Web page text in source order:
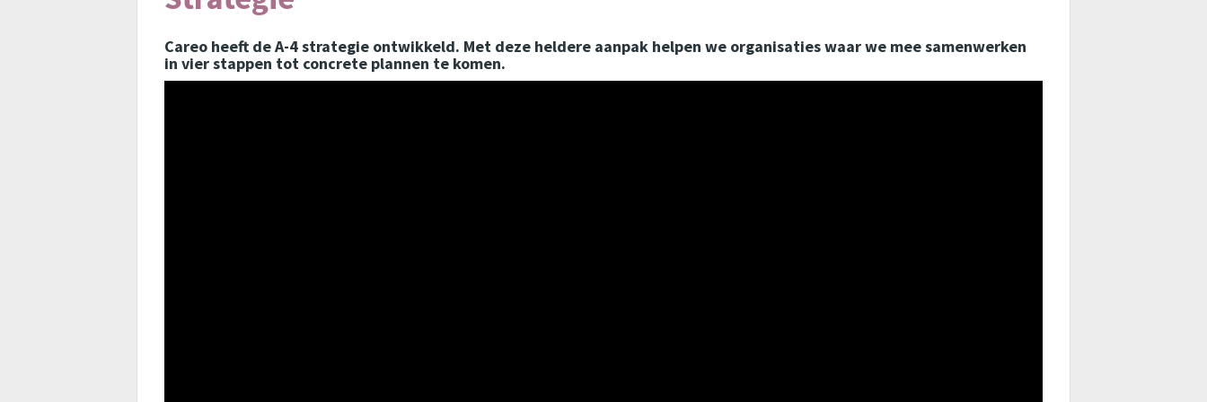
Careo heeft de A-4 strategie ontwikkeld. Met deze heldere aanpak helpen we organisaties waar we mee samenwerken
in vier stappen tot concrete plannen te komen.